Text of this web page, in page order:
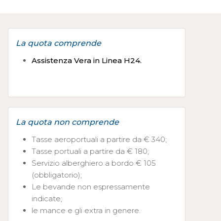
La quota comprende
Assistenza Vera in Linea H24.
La quota non comprende
Tasse aeroportuali a partire da € 340;
Tasse portuali a partire da € 180;
Servizio alberghiero a bordo € 105
(obbligatorio);
Le bevande non espressamente
indicate;
le mance e gli extra in genere.